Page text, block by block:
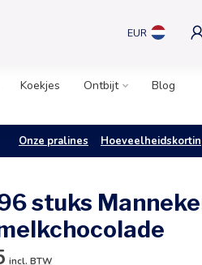
EUR
Koekjes Ontbijt
Blog
Onze pralines
stuks
incl. BTW